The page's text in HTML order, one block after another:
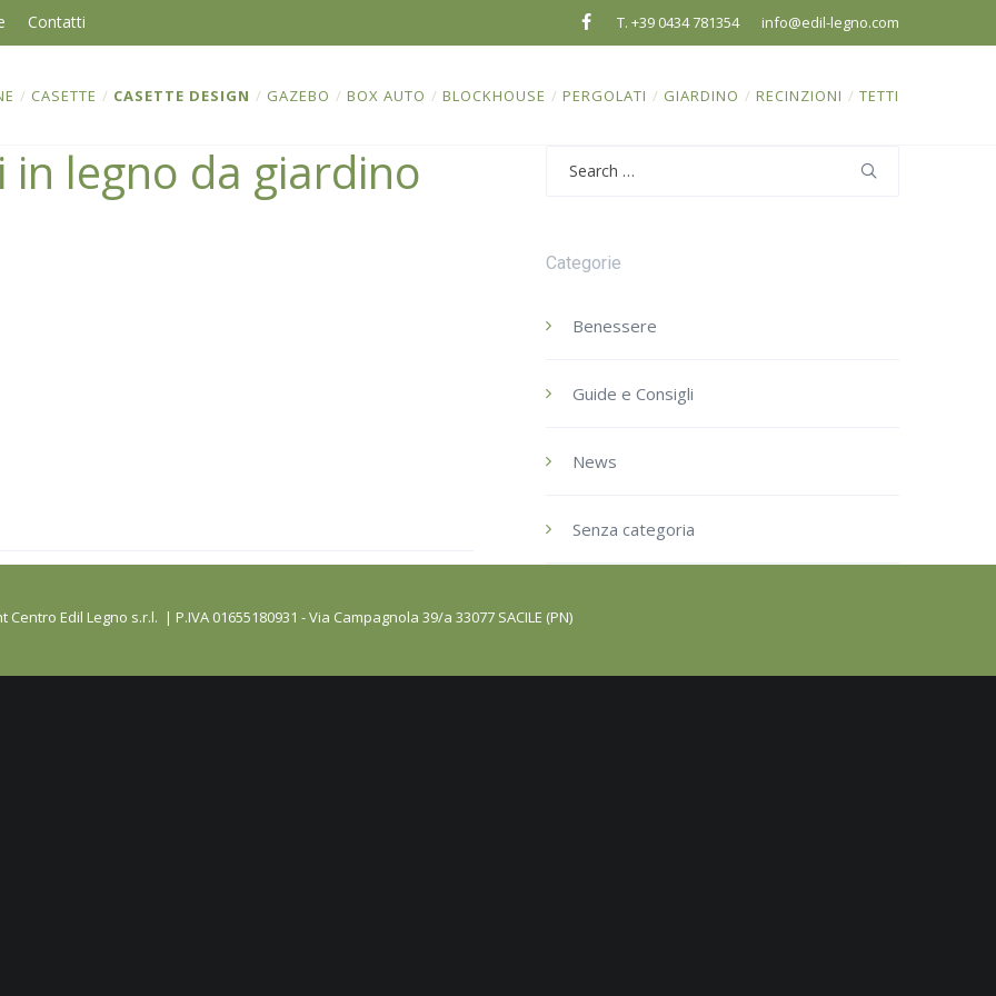
Contatti info@edil-legno.com
T. +39 0434 781354
/ CASETTE / CASETTE DESIGN / GAZEBO / BOX AUTO / BLOCKHOUSE / PERGOLATI / GIARDINO / RECINZIONI / TETTI
legno da giardino
Categorie
Benessere
Guide e Consigli
News
Senza categoria
Edil Legno s.r.l. | P.IVA 01655180931 - Via Campagnola 39/a 33077 SACILE (PN)